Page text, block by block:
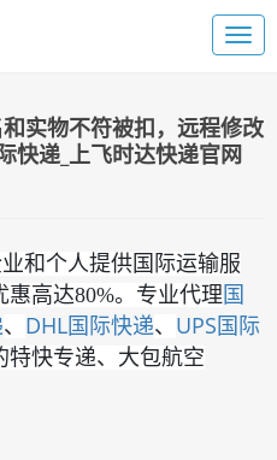
实物不符被扣，远程修改
快递_上飞时达快递官网
和个人提供国际运输服
惠高达80%。专业代理国
、 DHL国际快递、 UPS国际
特快专递、大包航空